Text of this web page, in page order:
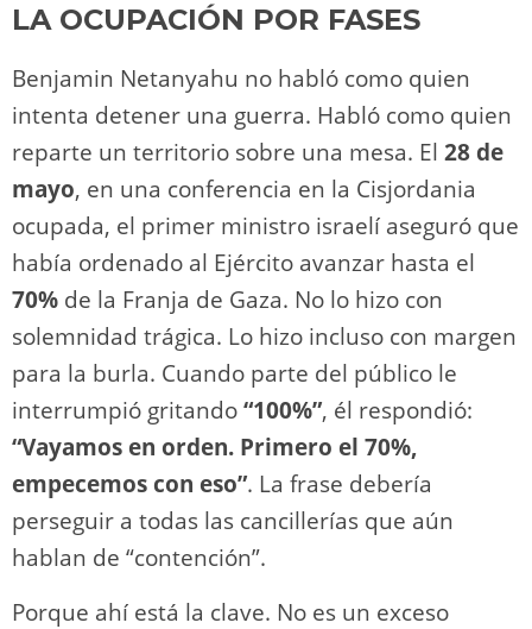
LA OCUPACIÓN POR FASES
Benjamin Netanyahu no habló como quien
intenta detener una guerra. Habló como quien
reparte un territorio sobre una mesa. El 28 de
mayo, en una conferencia en la Cisjordania
ocupada, el primer ministro israelí aseguró que
había ordenado al Ejército avanzar hasta el
70% de la Franja de Gaza. No lo hizo con
solemnidad trágica. Lo hizo incluso con margen
para la burla. Cuando parte del público le
interrumpió gritando“100%”, él respondió:
“Vayamos en orden. Primero el 70%,
empecemos con eso”. La frase debería
perseguir a todas las cancillerías que aún
hablan de “contención”.
Porque ahí está la clave. No es un exceso